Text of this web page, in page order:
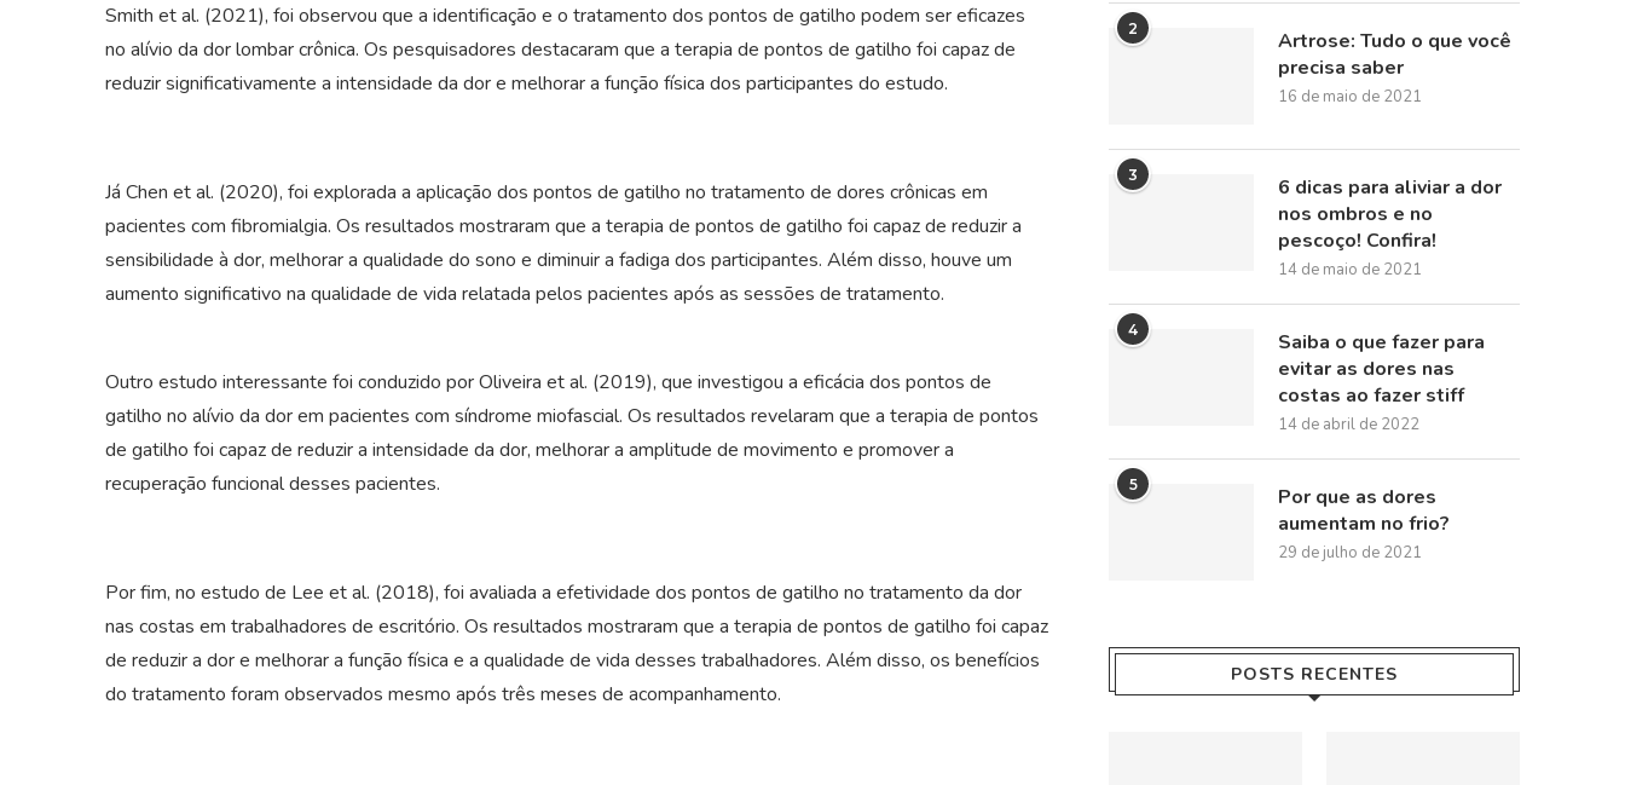
Smith et al. (2021), foi observou que a identificação e o tratamento dos pontos de gatilho podem ser eficazes
no alívio da dor lombar crônica. Os pesquisadores destacaram que a terapia de pontos de gatilho foi capaz de
reduzir significativamente a intensidade da dor e melhorar a função física dos participantes do estudo.
Já Chen et al. (2020), foi explorada a aplicação dos pontos de gatilho no tratamento de dores crônicas em
pacientes com fibromialgia. Os resultados mostraram que a terapia de pontos de gatilho foi capaz de reduzir a
sensibilidade à dor, melhorar a qualidade do sono e diminuir a fadiga dos participantes. Além disso, houve um
aumento significativo na qualidade de vida relatada pelos pacientes após as sessões de tratamento.
Outro estudo interessante foi conduzido por Oliveira et al. (2019), que investigou a eficácia dos pontos de
gatilho no alívio da dor em pacientes com síndrome miofascial. Os resultados revelaram que a terapia de pontos
de gatilho foi capaz de reduzir a intensidade da dor, melhorar a amplitude de movimento e promover a
recuperação funcional desses pacientes.
Por fim, no estudo de Lee et al. (2018), foi avaliada a efetividade dos pontos de gatilho no tratamento da dor
nas costas em trabalhadores de escritório. Os resultados mostraram que a terapia de pontos de gatilho foi capaz
de reduzir a dor e melhorar a função física e a qualidade de vida desses trabalhadores. Além disso, os benefícios
do tratamento foram observados mesmo após três meses de acompanhamento.
2
Artrose: Tudo o que você
precisa saber
16 de maio de 2021
3
6 dicas para aliviar a dor
nos ombros e no
pescoço! Confira!
14 de maio de 2021
4
Saiba o que fazer para
evitar as dores nas
costas ao fazer stiff
14 de abril de 2022
5
Por que as dores
aumentam no frio?
29 de julho de 2021
POSTS RECENTES